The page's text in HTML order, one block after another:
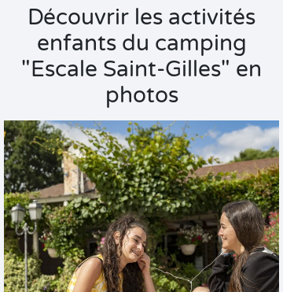
Découvrir les activités
enfants du camping
"Escale Saint-Gilles" en
photos